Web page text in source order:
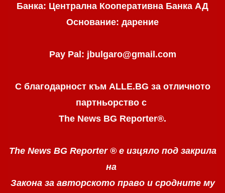
Банка: Централна Кооперативна Банка АД
Основание: дарение
Pay Pal: jbulgaro@gmail.com
С благодарност към ALLE.BG за отличното
партньорство с
The News BG Reporter®.
The News BG Reporter ® е изцяло под закрила
на
Закона за авторското право и сродните му